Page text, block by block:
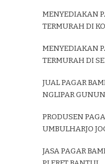
MENYEDIAKAN
TERMURAH DI
MENYEDIAKAN
TERMURAH DI
JUAL PAGAR
NGLIPAR
PRODUSEN
UMBULHARJO
JASA PAGAR